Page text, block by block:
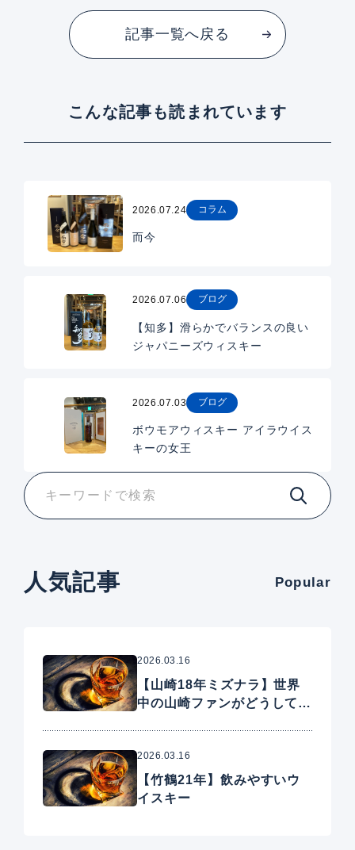
記事一覧へ戻る
こんな記事も読まれています
2026.07.24 コラム
而今
2026.07.06 ブログ
【知多】滑らかでバランスの良い
ジャパニーズウィスキー
2026.07.03 ブログ
ボウモアウィスキー アイラウイス
キーの女王
人気記事 Popular
2026.03.16
【山崎18年ミズナラ】世界
中の山崎ファンがどうしても
2026.03.16
【竹鶴21年】飲みやすいウ
イスキー